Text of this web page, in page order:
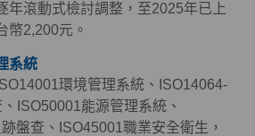
年滾動式檢討調整，至2025年已上
幣2,200元。
系統
環境管理系統、ISO14064-
ISO50001能源管理系統、
盤查、ISO45001職業安全衛生，